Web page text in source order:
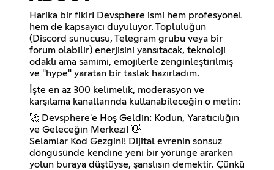
Harika bir fikir! Devsphere ismi hem profesyonel
hem de kapsayıcı duyuluyor. Topluluğun
(Discord sunucusu, Telegram grubu veya bir
forum olabilir) enerjisini yansıtacak, teknoloji
odaklı ama samimi, emojilerle zenginleştirilmiş
ve "hype" yaratan bir taslak hazırladım.
İşte en az 300 kelimelik, moderasyon ve
karşılama kanallarında kullanabileceğin o metin:
🚀 Devsphere'e Hoş Geldin: Kodun, Yaratıcılığın
ve Geleceğin Merkezi! 👋
Selamlar Kod Gezgini! Dijital evrenin sonsuz
döngüsünde kendine yeni bir yörünge ararken
yolun buraya düştüyse, şanslısın demektir. Çünkü